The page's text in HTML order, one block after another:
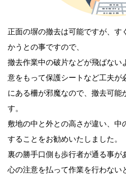
正面の塀の撤去は可能ですが、す
かうとの事ですので、
撤去作業中の破片などが飛ばない
意をもって保護シートなど工夫が
にある柵が邪魔なので、撤去可能
す。
敷地の中と外との高さが違い、中
することをお勧めいたしました。
裏の勝手口側も歩行者が通る事が
心の注意を払って作業を行わない